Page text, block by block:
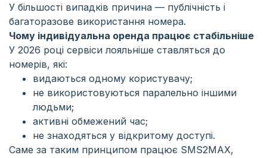
У більшості випадків причина — публічність і
багаторазове використання номера.
Чому індивідуальна оренда працює стабільніше
У 2026 році сервіси лояльніше ставляться до
номерів, які:
видаються одному користувачу;
не використовуються паралельно іншими
людьми;
активні обмежений час;
не знаходяться у відкритому доступі.
Саме за таким принципом працює SMS2MAX,